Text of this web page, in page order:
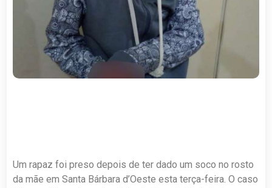
Um rapaz foi preso depois de ter dado um soco no rosto
da mãe em Santa Bárbara d’Oeste esta terça-feira. O caso